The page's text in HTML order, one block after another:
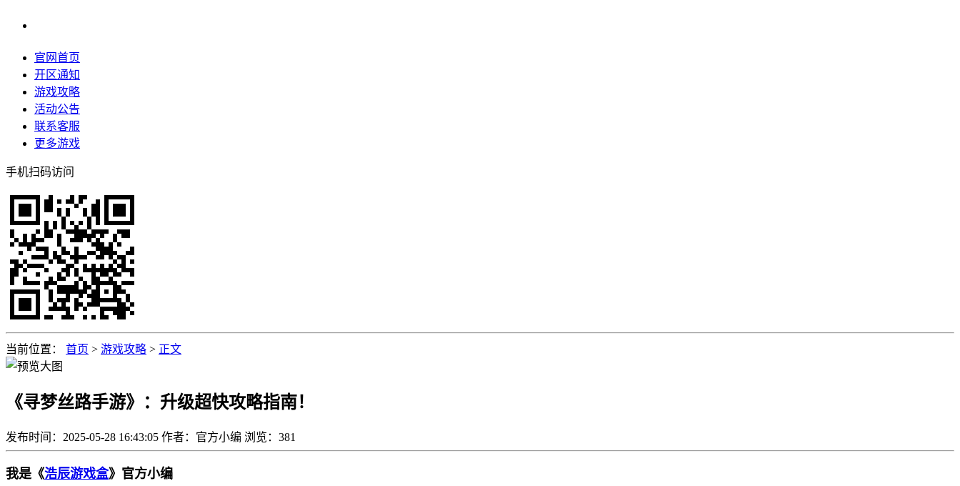
官网首页
开区通知
游戏攻略
活动公告
联系客服
更多游戏
手机扫码访问
当前位置： 首页 > 游戏攻略 > 正文
《寻梦丝路手游》：升级超快攻略指南！
发布时间：2025-05-28 16:43:05 作者：官方小编 浏览： 381
我是《浩辰游戏盒》官方小编